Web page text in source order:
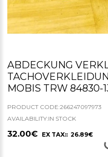
ABDECKUNG
MOBIS TRW 84830-
PRODUCT CODE:266247097973
AVAILABILITY:IN STOCK
32.00€ EX TAX:: 26.89€